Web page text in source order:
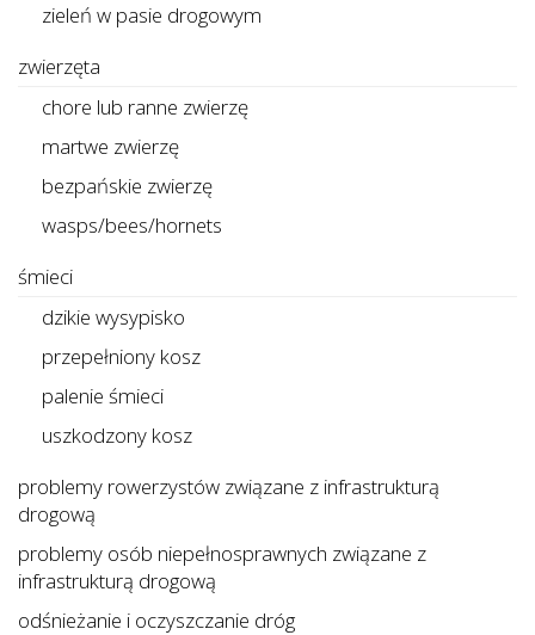
zieleń w pasie drogowym
zwierzęta
chore lub ranne zwierzę
martwe zwierzę
bezpańskie zwierzę
wasps/bees/hornets
śmieci
dzikie wysypisko
przepełniony kosz
palenie śmieci
uszkodzony kosz
problemy rowerzystów związane z infrastrukturą
drogową
problemy osób niepełnosprawnych związane z
infrastrukturą drogową
odśnieżanie i oczyszczanie dróg